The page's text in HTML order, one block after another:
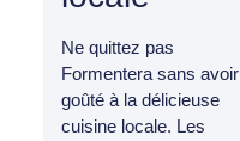
Ne quittez pas
Formentera sans avoir
goûté à la délicieuse
cuisine locale. Les